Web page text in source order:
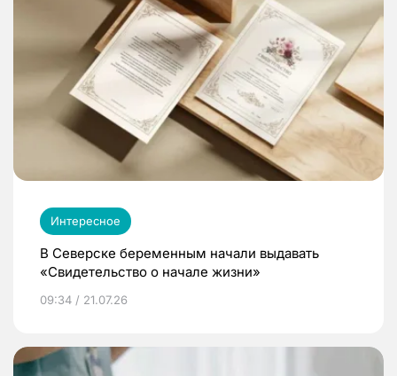
Интересное
В Северске беременным начали выдавать
«Свидетельство о начале жизни»
09:34 / 21.07.26